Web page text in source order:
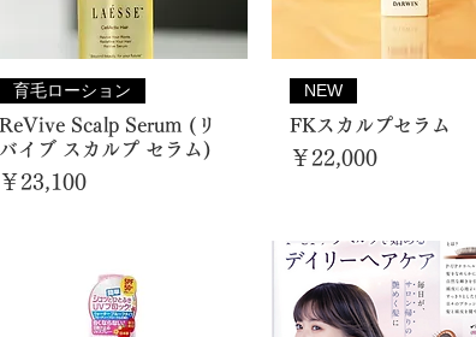
育毛ローション
ReVive Scalp Serum (リ
バイブ スカルプ セラム)
価格
￥23,100
NEW
FKスカルプセラム
価格
￥22,000